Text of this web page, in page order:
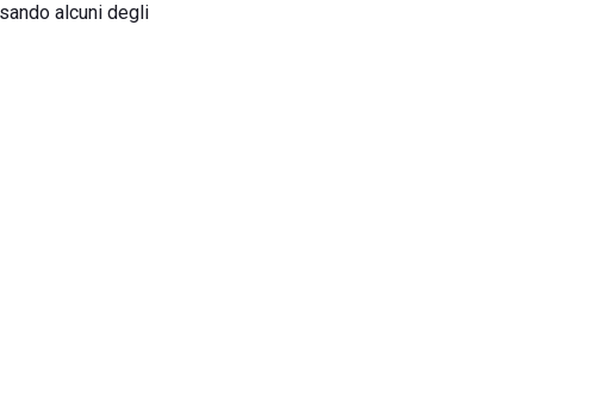
alcuni degli